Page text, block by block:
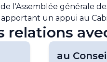
l'Assemblée générale
un appui au
au